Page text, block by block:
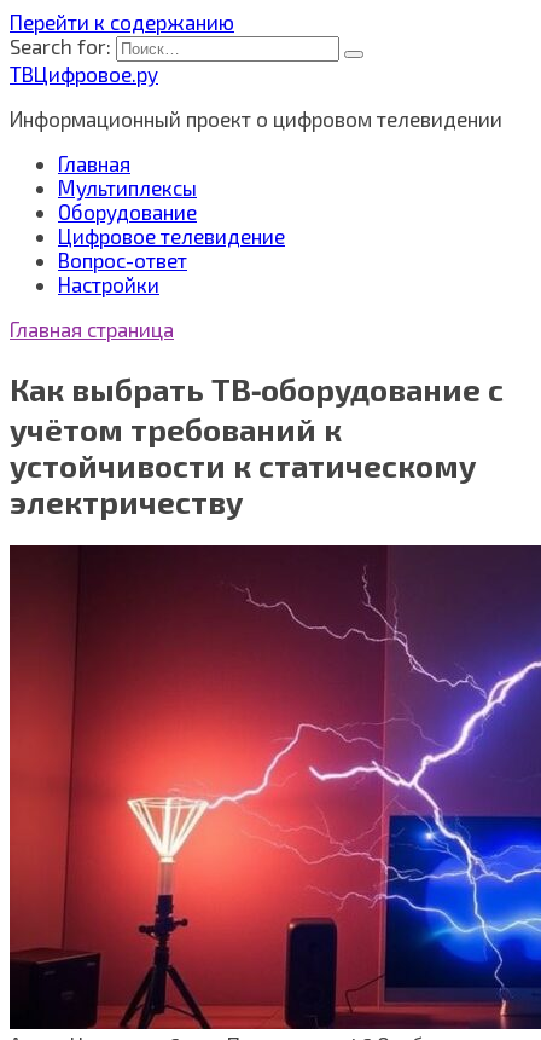
Перейти к содержанию
Search for:
ТВЦифровое.ру
Информационный проект о цифровом телевидении
Главная
Мультиплексы
Оборудование
Цифровое телевидение
Вопрос-ответ
Настройки
Главная страница
Как выбрать ТВ‑оборудование с
учётом требований к
устойчивости к статическому
электричеству